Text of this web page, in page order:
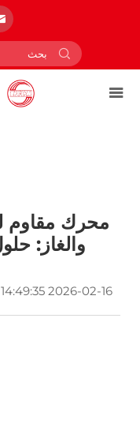
محرك مقاوم
والغاز:
2026-02-16 14:49:35